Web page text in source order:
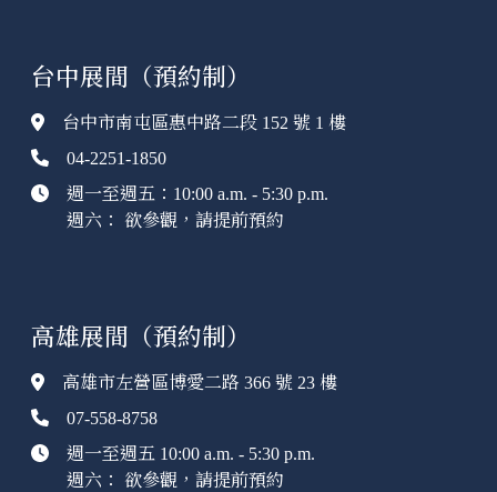
台中展間（預約制）
台中市南屯區惠中路二段 152 號 1 樓
04-2251-1850
週一至週五：10:00 a.m. - 5:30 p.m.
週六： 欲參觀，請提前預約
高雄展間（預約制）
高雄市左營區博愛二路 366 號 23 樓
07-558-8758
週一至週五 10:00 a.m. - 5:30 p.m.
週六： 欲參觀，請提前預約